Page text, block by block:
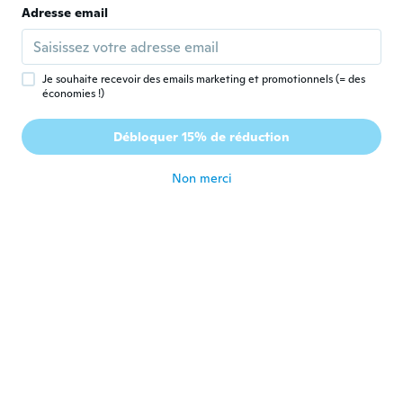
S Sheila
Inscrit depuis 2020 · 17 avis
I like them there cute nice
Benvenuta
Inscrit depuis 2020 · 7 avis
Adresse email
Je souhaite recevoir des emails marketing et promotionnels (= des
économies !)
Débloquer 15% de réduction
Non merci